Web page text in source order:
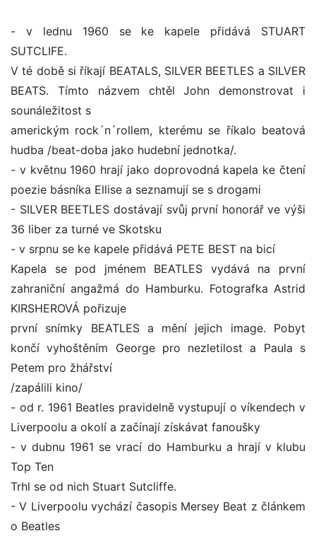
- v lednu 1960 se ke kapele přidává STUART
SUTCLIFE.
V té době si říkají BEATALS, SILVER BEETLES a SILVER
BEATS. Tímto názvem chtěl John demonstrovat i
sounáležitost s
americkým rock´n´rollem, kterému se říkalo beatová
hudba /beat-doba jako hudební jednotka/.
- v květnu 1960 hrají jako doprovodná kapela ke čtení
poezie básníka Ellise a seznamují se s drogami
- SILVER BEETLES dostávají svůj první honorář ve výši
36 liber za turné ve Skotsku
- v srpnu se ke kapele přidává PETE BEST na bicí
Kapela se pod jménem BEATLES vydává na první
zahraniční angažmá do Hamburku. Fotografka Astrid
KIRSHEROVÁ pořizuje
první snímky BEATLES a mění jejich image. Pobyt
končí vyhoštěním George pro nezletilost a Paula s
Petem pro žhářství
/zapálili kino/
- od r. 1961 Beatles pravidelně vystupují o víkendech v
Liverpoolu a okolí a začínají získávat fanoušky
- v dubnu 1961 se vrací do Hamburku a hrají v klubu
Top Ten
Trhl se od nich Stuart Sutcliffe.
- V Liverpoolu vychází časopis Mersey Beat z článkem
o Beatles